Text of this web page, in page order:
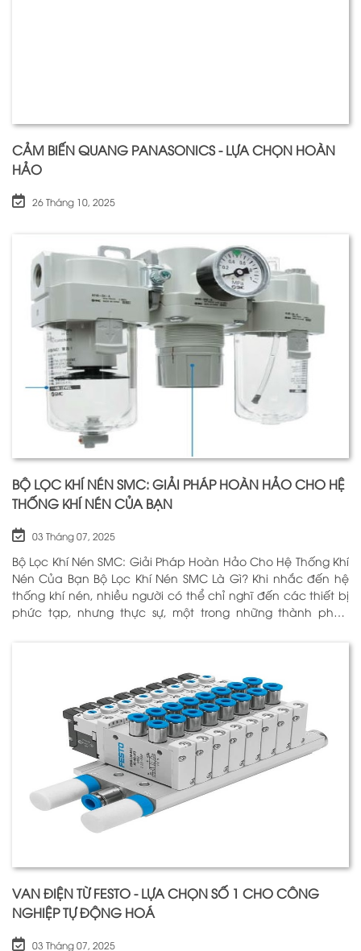
CẢM BIẾN QUANG PANASONICS - LỰA CHỌN HOÀN
HẢO
26 Tháng 10, 2025
BỘ LỌC KHÍ NÉN SMC: GIẢI PHÁP HOÀN HẢO CHO HỆ
THỐNG KHÍ NÉN CỦA BẠN
03 Tháng 07, 2025
Bộ Lọc Khí Nén SMC: Giải Pháp Hoàn Hảo Cho Hệ Thống Khí
Nén Của Bạn Bộ Lọc Khí Nén SMC Là Gì? Khi nhắc đến hệ
thống khí nén, nhiều người có thể chỉ nghĩ đến các thiết bị
phức tạp, nhưng thực sự, một trong những thành phần
VAN ĐIỆN TỪ FESTO - LỰA CHỌN SỐ 1 CHO CÔNG
NGHIỆP TỰ ĐỘNG HOÁ
03 Tháng 07, 2025